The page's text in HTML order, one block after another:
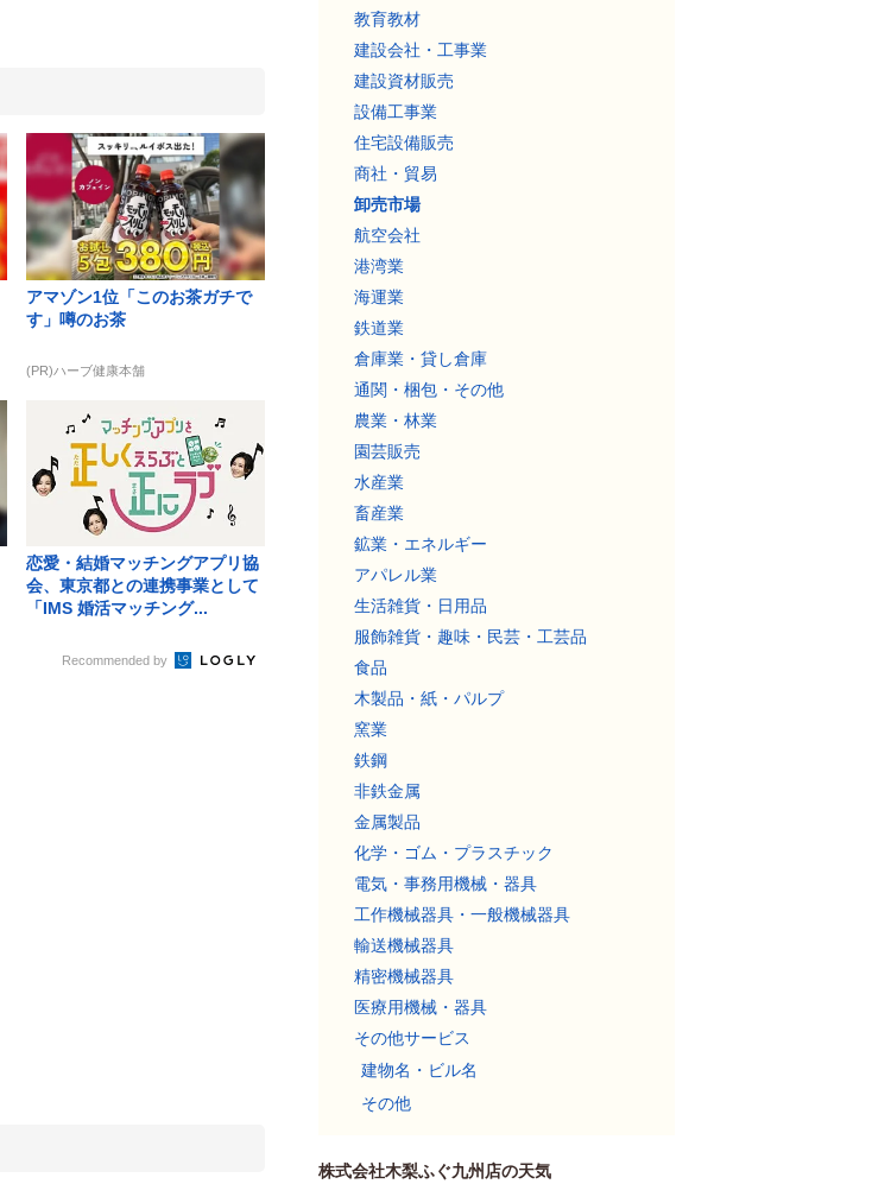
アマゾン1位「このお茶ガチで
す」噂のお茶
(PR)ハーブ健康本舗
恋愛・結婚マッチングアプリ協
会、東京都との連携事業として
「IMS 婚活マッチング...
Recommended by
教育教材
建設会社・工事業
建設資材販売
設備工事業
住宅設備販売
商社・貿易
卸売市場
航空会社
港湾業
海運業
鉄道業
倉庫業・貸し倉庫
通関・梱包・その他
農業・林業
園芸販売
水産業
畜産業
鉱業・エネルギー
アパレル業
生活雑貨・日用品
服飾雑貨・趣味・民芸・工芸品
食品
木製品・紙・パルプ
窯業
鉄鋼
非鉄金属
金属製品
化学・ゴム・プラスチック
電気・事務用機械・器具
工作機械器具・一般機械器具
輸送機械器具
精密機械器具
医療用機械・器具
その他サービス
建物名・ビル名
その他
株式会社木梨ふぐ九州店の天気